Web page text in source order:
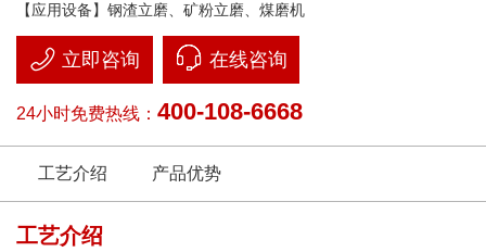
【应用设备】钢渣立磨、矿粉立磨、煤磨机
立即咨询 在线咨询
24小时免费热线： 400-108-6668
工艺介绍 产品优势
工艺介绍